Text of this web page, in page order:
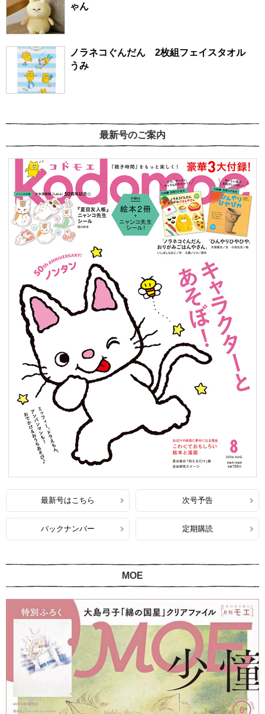
ゃん
ノラネコぐんだん 2枚組フェイスタオル
うみ
最新号のご案内
最新号はこちら 次号予告
バックナンバー 定期購読
MOE